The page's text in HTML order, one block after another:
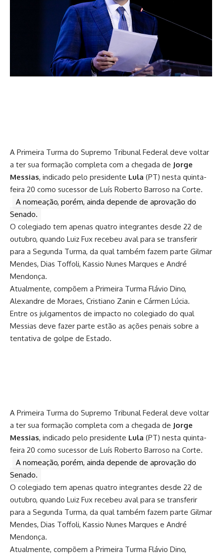
A Primeira Turma do Supremo Tribunal Federal deve voltar
a ter sua formação completa com a chegada de Jorge
Messias, indicado pelo presidente Lula (PT) nesta quinta-
feira 20 como sucessor de Luís Roberto Barroso na Corte.
A nomeação, porém, ainda depende de aprovação do
Senado.
O colegiado tem apenas quatro integrantes desde 22 de
outubro, quando Luiz Fux recebeu aval para se transferir
para a Segunda Turma, da qual também fazem parte Gilmar
Mendes, Dias Toffoli, Kassio Nunes Marques e André
Mendonça.
Atualmente, compõem a Primeira Turma Flávio Dino,
Alexandre de Moraes, Cristiano Zanin e Cármen Lúcia.
Entre os julgamentos de impacto no colegiado do qual
Messias deve fazer parte estão as ações penais sobre a
tentativa de golpe de Estado.
A Primeira Turma do Supremo Tribunal Federal deve voltar
a ter sua formação completa com a chegada de Jorge
Messias, indicado pelo presidente Lula (PT) nesta quinta-
feira 20 como sucessor de Luís Roberto Barroso na Corte.
A nomeação, porém, ainda depende de aprovação do
Senado.
O colegiado tem apenas quatro integrantes desde 22 de
outubro, quando Luiz Fux recebeu aval para se transferir
para a Segunda Turma, da qual também fazem parte Gilmar
Mendes, Dias Toffoli, Kassio Nunes Marques e André
Mendonça.
Atualmente, compõem a Primeira Turma Flávio Dino,